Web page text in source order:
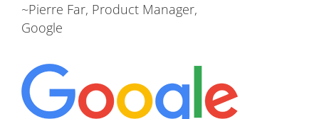
~Pierre Far, Product Manager,
Google